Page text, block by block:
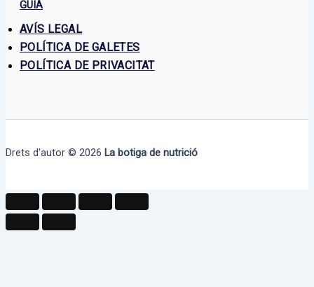
GUIA
AVÍS LEGAL
POLÍTICA DE GALETES
POLÍTICA DE PRIVACITAT
Drets d'autor © 2026 La botiga de nutrició